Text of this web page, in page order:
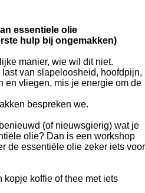
essentiele olie
hulp bij ongemakken)
manier, wie wil dit niet.
van slapeloosheid, hoofdpijn,
en vliegen, mis je energie om de
bespreken we.
(of nieuwsgierig) wat je
olie? Dan is een workshop
de essentiële olie zeker iets voor
kopje koffie of thee met iets